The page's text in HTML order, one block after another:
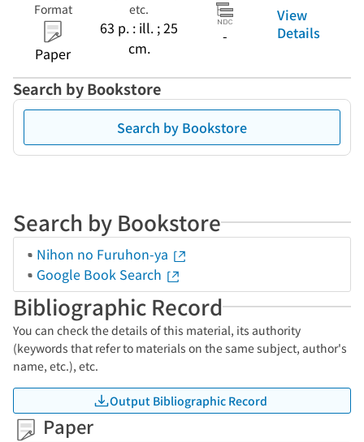
Format
Paper
etc.
63 p. : ill. ; 25
cm.
-
View
Details
Search by Bookstore
Search by Bookstore
Search by Bookstore
Nihon no Furuhon-ya
Google Book Search
Bibliographic Record
You can check the details of this material, its authority
(keywords that refer to materials on the same subject, author's
name, etc.), etc.
Output Bibliographic Record
Paper